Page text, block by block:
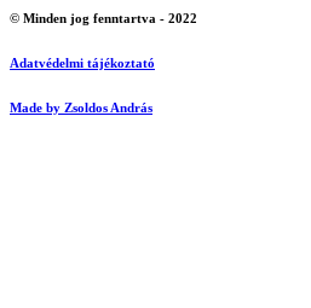
© Minden jog fenntartva - 2022
Adatvédelmi tájékoztató
Made by Zsoldos András